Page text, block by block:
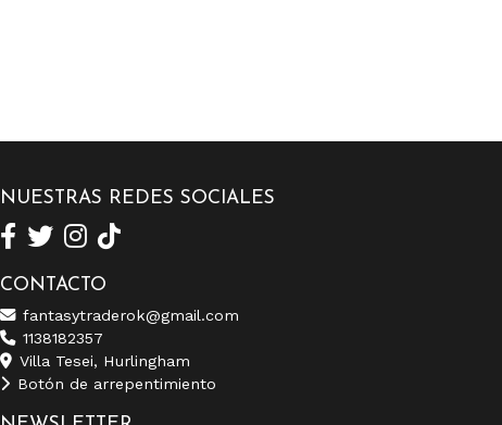
NUESTRAS REDES SOCIALES
CONTACTO
fantasytraderok@gmail.com
1138182357
Villa Tesei, Hurlingham
Botón de arrepentimiento